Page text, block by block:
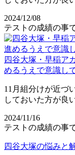
2024/12/08
テストの成績の事
四谷大塚・早稲ア
めるうえで意識し
11月組分けが近づ
しておいた方が良
2024/11/16
テストの成績の事
四谷大塚の悩みと